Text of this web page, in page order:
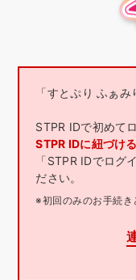
「すとぷり ふぁ
STPR IDで初めて
STPR IDに紐づけ
「STPR IDでログ
ださい。
※初回のみのお手続き